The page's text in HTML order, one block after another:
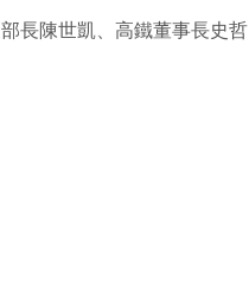
長陳世凱、高鐵董事長史哲